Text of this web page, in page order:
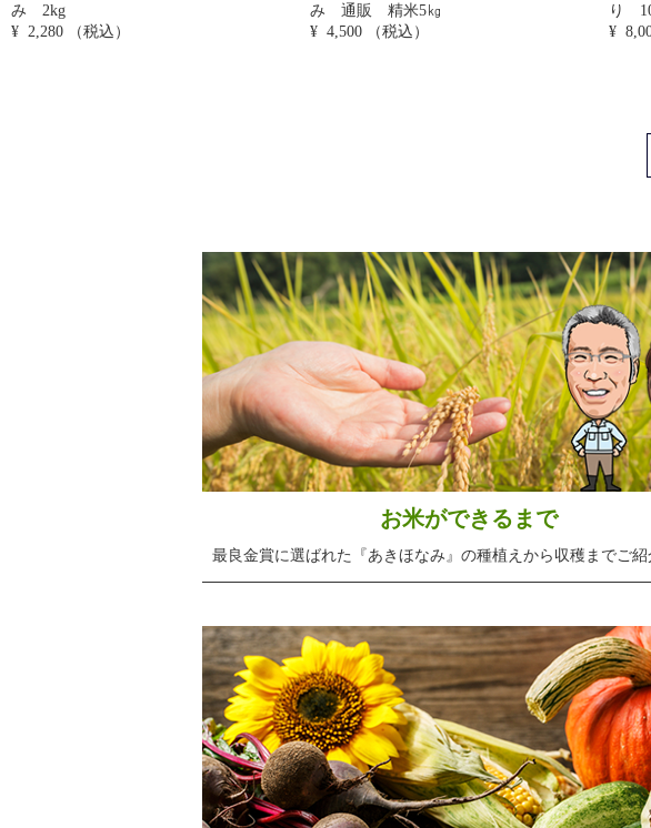
み 通販 精米5㎏
¥ 4,500
（税込）
り 10キロ
¥ 8,000
（税込）
り 精
¥
お米ができるまで
最良金賞に選ばれた『あきほなみ』の種植えから収穫までご紹